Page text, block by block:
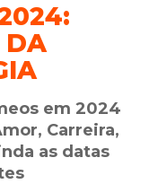
DA
em 2024
Carreira,
as datas